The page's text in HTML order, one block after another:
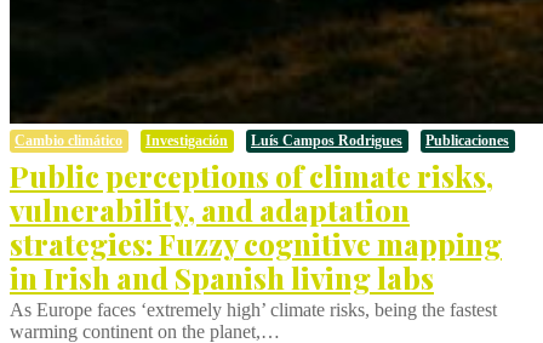
Cambio climático Investigación Luís Campos Rodrigues Publicaciones
Public perceptions of climate risks,
vulnerability, and adaptation
strategies: Fuzzy cognitive mapping
in Irish and Spanish living labs
As Europe faces ‘extremely high’ climate risks, being the fastest
warming continent on the planet,…